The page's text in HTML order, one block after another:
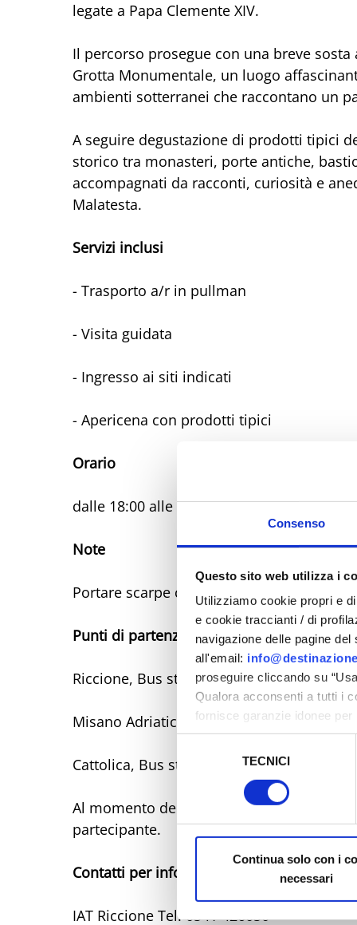
Consenso
Questo sito web utilizza i
Utilizziamo cookie propri e
e cookie traccianti / di
navigazione delle pagine
all'email:
proseguire cliccando su
Qualora acconsenti a tutti i
fornisce garanzie idonee
sicurezza a Tutela dei
del
TECNICI
Continua solo con i
necessari
legate a Papa Clemente XIV.
Il percorso prosegue con una breve
Grotta Monumentale, un luogo
ambienti sotterranei che raccontano un
A seguire degustazione di prodotti tipici
storico tra monasteri, porte antiche,
accompagnati da racconti, curiosità e
Malatesta.
Servizi inclusi
- Trasporto a/r in pullman
- Visita guidata
- Ingresso ai siti indicati
- Apericena con prodotti tipici
Orario
dalle 18:00 alle 23:00 circa
Note
Portare scarpe comode e una giacchetta
Punti di partenza
Riccione, Bus stop via XIX Ottobre
Misano Adriatico, Bus stop 65 Stazione FS
Cattolica, Bus stop Acquario Le Navi
Al momento della prenotazione, si prega
partecipante.
Contatti per informazioni
IAT Riccione Tel. 0541 426050